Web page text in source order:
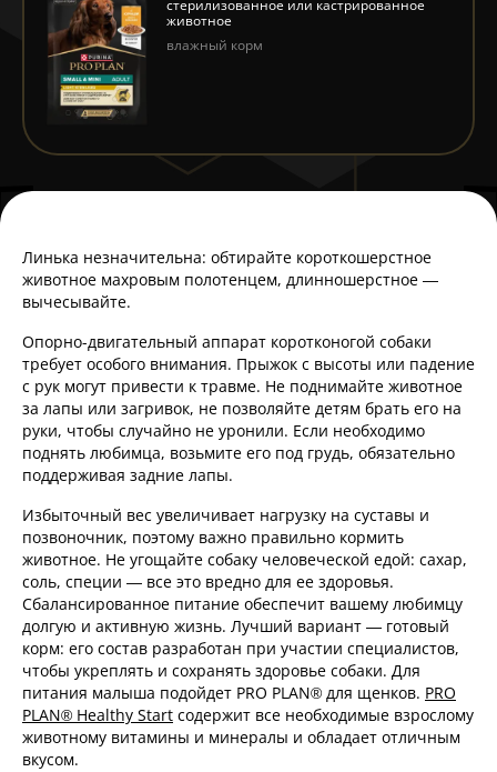
стерилизованное или кастрированное
животное
влажный корм
Линька незначительна: обтирайте короткошерстное
животное махровым полотенцем, длинношерстное —
вычесывайте.
Опорно-двигательный аппарат коротконогой собаки
требует особого внимания. Прыжок с высоты или падение
с рук могут привести к травме. Не поднимайте животное
за лапы или загривок, не позволяйте детям брать его на
руки, чтобы случайно не уронили. Если необходимо
поднять любимца, возьмите его под грудь, обязательно
поддерживая задние лапы.
Избыточный вес увеличивает нагрузку на суставы и
позвоночник, поэтому важно правильно кормить
животное. Не угощайте собаку человеческой едой: сахар,
соль, специи — все это вредно для ее здоровья.
Сбалансированное питание обеспечит вашему любимцу
долгую и активную жизнь. Лучший вариант — готовый
корм: его состав разработан при участии специалистов,
чтобы укреплять и сохранять здоровье собаки. Для
питания малыша подойдет PRO PLAN® для щенков. PRO
PLAN® Healthy Start содержит все необходимые взрослому
животному витамины и минералы и обладает отличным
вкусом.